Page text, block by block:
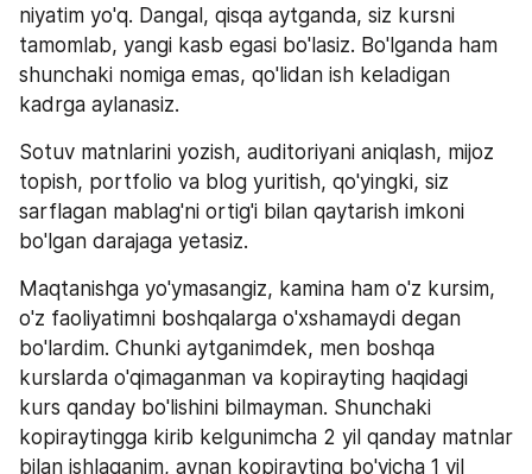
niyatim yo'q. Dangal, qisqa aytganda, siz kursni
tamomlab, yangi kasb egasi bo'lasiz. Bo'lganda ham
shunchaki nomiga emas, qo'lidan ish keladigan
kadrga aylanasiz.
Sotuv matnlarini yozish, auditoriyani aniqlash, mijoz
topish, portfolio va blog yuritish, qo'yingki, siz
sarflagan mablag'ni ortig'i bilan qaytarish imkoni
bo'lgan darajaga yetasiz.
Maqtanishga yo'ymasangiz, kamina ham o'z kursim,
o'z faoliyatimni boshqalarga o'xshamaydi degan
bo'lardim. Chunki aytganimdek, men boshqa
kurslarda o'qimaganman va kopirayting haqidagi
kurs qanday bo'lishini bilmayman. Shunchaki
kopiraytingga kirib kelgunimcha 2 yil qanday matnlar
bilan ishlaganim, aynan kopirayting bo'yicha 1 yil